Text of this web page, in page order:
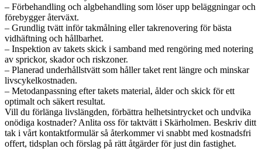
– Förbehandling och algbehandling som löser upp beläggningar och
förebygger återväxt.
– Grundlig tvätt inför takmålning eller takrenovering för bästa
vidhäftning och hållbarhet.
– Inspektion av takets skick i samband med rengöring med notering
av sprickor, skador och riskzoner.
– Planerad underhållstvätt som håller taket rent längre och minskar
livscykelkostnaden.
– Metodanpassning efter takets material, ålder och skick för ett
optimalt och säkert resultat.
Vill du förlänga livslängden, förbättra helhetsintrycket och undvika
onödiga kostnader? Anlita oss för taktvätt i Skärholmen. Beskriv ditt
tak i vårt kontaktformulär så återkommer vi snabbt med kostnadsfri
offert, tidsplan och förslag på rätt åtgärder för just din fastighet.